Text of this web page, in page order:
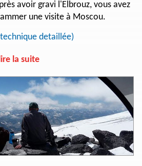
avoir gravi l'Elbrouz, vous avez
une visite à Moscou.
detaillée)
la suite